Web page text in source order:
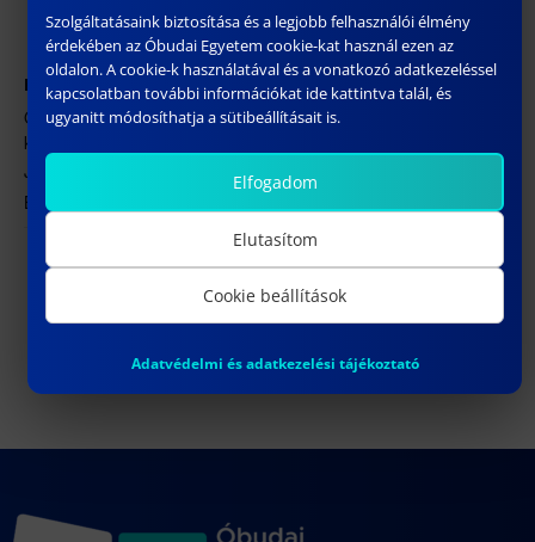
HELYSZÍN
ÓE BGK – 1088 Budapest, József körút 6. J.200
konferenciaterem
József körút 6.
Budapest
GULYÁS ATTILA doktori
értekezésének nyilvános
BODOR KÁROLY BALÁZS
doktori értekezésének nyilvános
Szolgáltatásaink biztosítása és a legjobb felhasználói élmény
érdekében az Óbudai Egyetem cookie-kat használ ezen az
oldalon. A cookie-k használatával és a vonatkozó adatkezeléssel
kapcsolatban további információkat ide kattintva talál, és
ugyanitt módosíthatja a sütibeállításait is.
Elfogadom
Elutasítom
Cookie beállítások
Adatvédelmi és adatkezelési tájékoztató